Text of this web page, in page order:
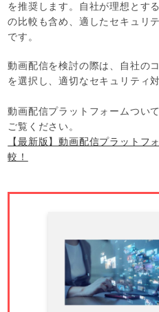
を推奨します。自社が理想とす
の比較も含め、適したセキュリ
です。
動画配信を検討の際は、自社の
を選択し、適切なセキュリティ
動画配信プラットフォームつい
ご覧ください。
【最新版】動画配信プラットフ
較！